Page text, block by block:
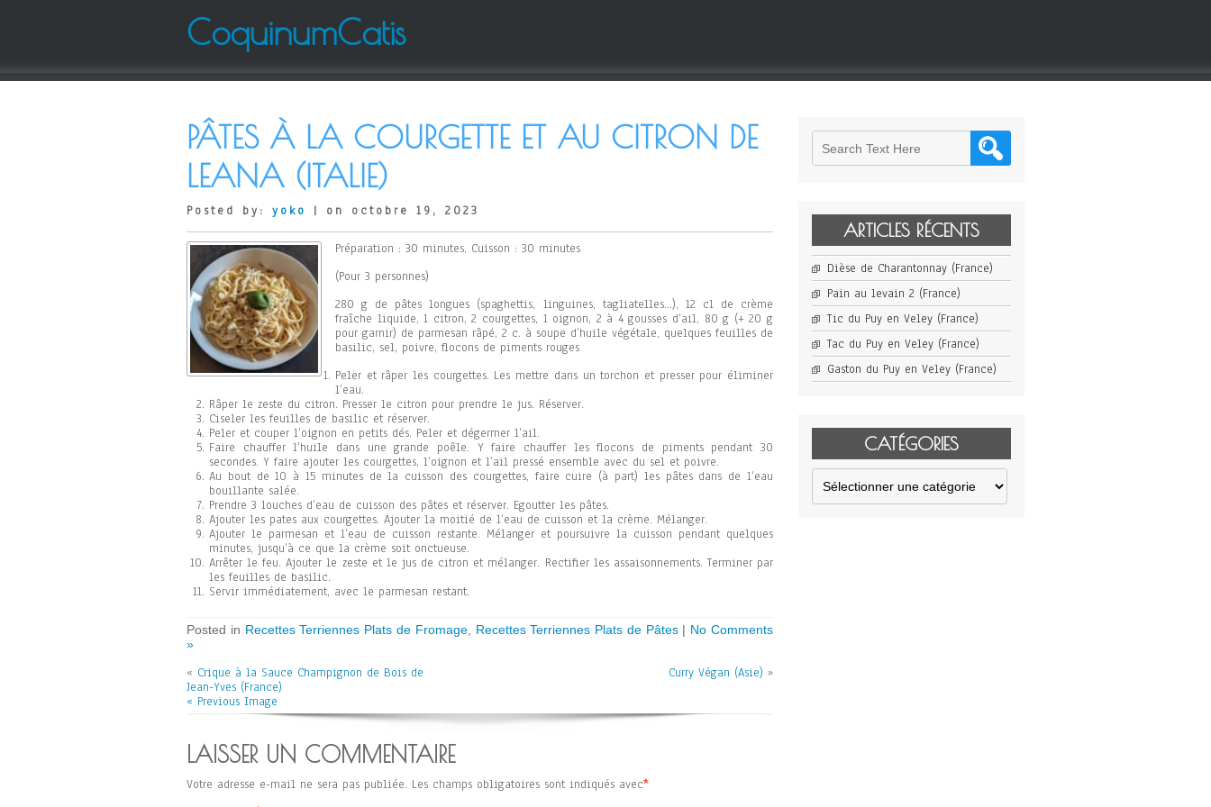
CoquinumCatis
PÂTES À LA COURGETTE ET AU CITRON DE
LEANA (ITALIE)
Posted by: yoko | on octobre 19, 2023
Préparation : 30 minutes, Cuisson : 30 minutes
(Pour 3 personnes)
280 g de pâtes longues (spaghettis, linguines, tagliatelles…), 12 cl de crème
fraîche liquide, 1 citron, 2 courgettes, 1 oignon, 2 à 4 gousses d’ail, 80 g (+ 20 g
pour garnir) de parmesan râpé, 2 c. à soupe d’huile végétale, quelques feuilles de
basilic, sel, poivre, flocons de piments rouges
Peler et râper les courgettes. Les mettre dans un torchon et presser pour éliminer
l’eau.
Râper le zeste du citron. Presser le citron pour prendre le jus. Réserver.
Ciseler les feuilles de basilic et réserver.
Peler et couper l’oignon en petits dés. Peler et dégermer l’ail.
Faire chauffer l’huile dans une grande poêle. Y faire chauffer les flocons de piments pendant 30
secondes. Y faire ajouter les courgettes, l’oignon et l’ail pressé ensemble avec du sel et poivre.
Au bout de 10 à 15 minutes de la cuisson des courgettes, faire cuire (à part) les pâtes dans de l’eau
bouillante salée.
Prendre 3 louches d’eau de cuisson des pâtes et réserver. Egoutter les pâtes.
Ajouter les pates aux courgettes. Ajouter la moitié de l’eau de cuisson et la crème. Mélanger.
Ajouter le parmesan et l’eau de cuisson restante. Mélanger et poursuivre la cuisson pendant quelques
minutes, jusqu’à ce que la crème soit onctueuse.
Arrêter le feu. Ajouter le zeste et le jus de citron et mélanger. Rectifier les assaisonnements. Terminer par
les feuilles de basilic.
Servir immédiatement, avec le parmesan restant.
Posted in Recettes Terriennes Plats de Fromage, Recettes Terriennes Plats de Pâtes| No Comments
»
« Crique à la Sauce Champignon de Bois de
Jean-Yves (France)
Curry Végan (Asie) »
« Previous Image
LAISSER UN COMMENTAIRE
Votre adresse e-mail ne sera pas publiée. Les champs obligatoires sont indiqués avec*
ARTICLES RÉCENTS
Dièse de Charantonnay (France)
Pain au levain 2 (France)
Tic du Puy en Veley (France)
Tac du Puy en Veley (France)
Gaston du Puy en Veley (France)
CATÉGORIES
Catégories